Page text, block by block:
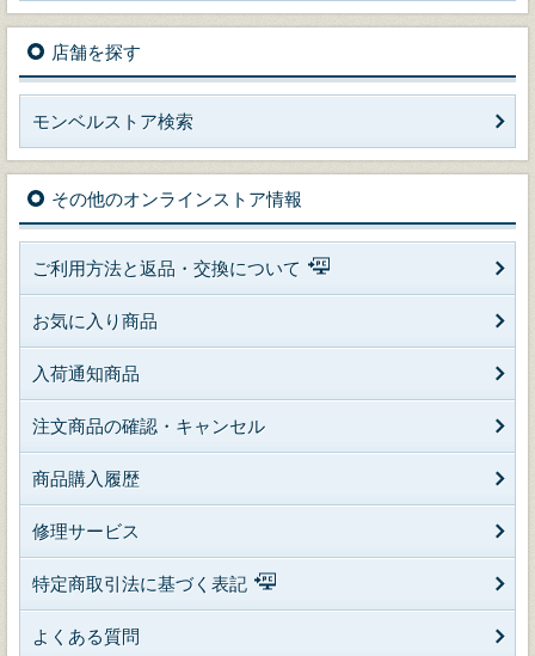
店舗を探す
モンベルストア検索
その他のオンラインストア情報
ご利用方法と返品・交換について
お気に入り商品
入荷通知商品
注文商品の確認・キャンセル
商品購入履歴
修理サービス
特定商取引法に基づく表記
よくある質問